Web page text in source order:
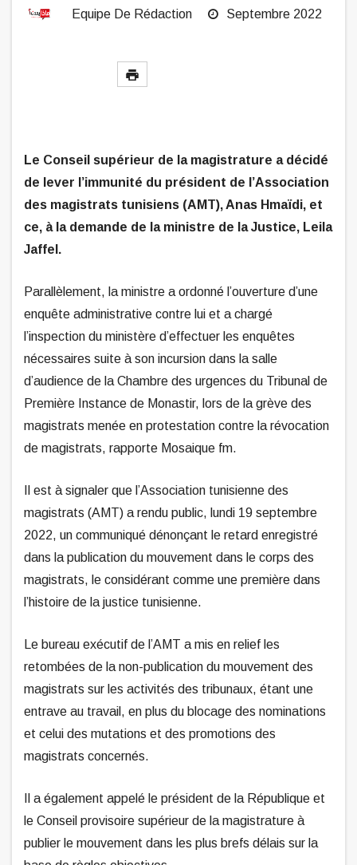
Equipe De Rédaction Septembre 2022
Le Conseil supérieur de la magistrature a décidé
de lever l’immunité du président de l’Association
des magistrats tunisiens (AMT), Anas Hmaïdi, et
ce, à la demande de la ministre de la Justice, Leila
Jaffel.
Parallèlement, la ministre a ordonné l’ouverture d’une
enquête administrative contre lui et a chargé
l’inspection du ministère d’effectuer les enquêtes
nécessaires suite à son incursion dans la salle
d’audience de la Chambre des urgences du Tribunal de
Première Instance de Monastir, lors de la grève des
magistrats menée en protestation contre la révocation
de magistrats, rapporte Mosaique fm.
Il est à signaler que l’Association tunisienne des
magistrats (AMT) a rendu public, lundi 19 septembre
2022, un communiqué dénonçant le retard enregistré
dans la publication du mouvement dans le corps des
magistrats, le considérant comme une première dans
l’histoire de la justice tunisienne.
Le bureau exécutif de l’AMT a mis en relief les
retombées de la non-publication du mouvement des
magistrats sur les activités des tribunaux, étant une
entrave au travail, en plus du blocage des nominations
et celui des mutations et des promotions des
magistrats concernés.
Il a également appelé le président de la République et
le Conseil provisoire supérieur de la magistrature à
publier le mouvement dans les plus brefs délais sur la